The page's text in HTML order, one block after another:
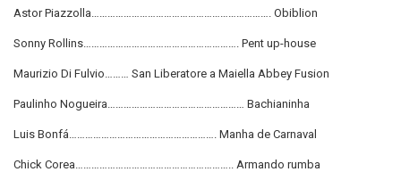
Astor Piazzolla…………………………………………………………. Obiblion
Sonny Rollins…………………………………………………. Pent up-house
Maurizio Di Fulvio……… San Liberatore a Maiella Abbey Fusion
Paulinho Nogueira…………………………………………… Bachianinha
Luis Bonfá………………………………………………. Manha de Carnaval
Chick Corea………………………………………………….. Armando rumba